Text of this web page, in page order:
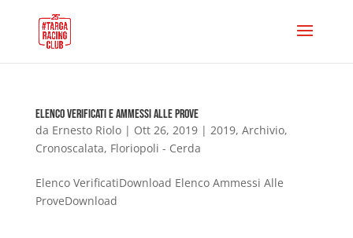
Elenco Verificati e Ammessi alle Prove
da Ernesto Riolo| Ott 26, 2019| 2019, Archivio,
Cronoscalata, Floriopoli - Cerda
Elenco VerificatiDownload Elenco Ammessi Alle
ProveDownload